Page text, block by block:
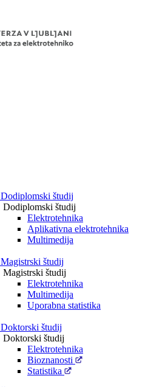
Dodiplomski študij
Dodiplomski študij
Elektrotehnika
Aplikativna elektrotehnika
Multimedija
Magistrski študij
Magistrski študij
Elektrotehnika
Multimedija
Uporabna statistika
Doktorski študij
Doktorski študij
Elektrotehnika
Bioznanosti
Statistika